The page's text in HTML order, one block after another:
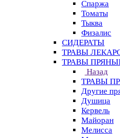
Спаржа
Томаты
Тыква
Физалис
СИДЕРАТЫ
ТРАВЫ
ТРАВЫ
Назад
ТРАВЫ
Другие
Душица
Кервель
Майоран
Мелисса